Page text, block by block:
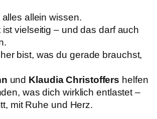
allein wissen.
vielseitig – und das darf auch
bist, was du gerade brauchst,
und Klaudia Christoffers helfen
was dich wirklich entlastet –
mit Ruhe und Herz.